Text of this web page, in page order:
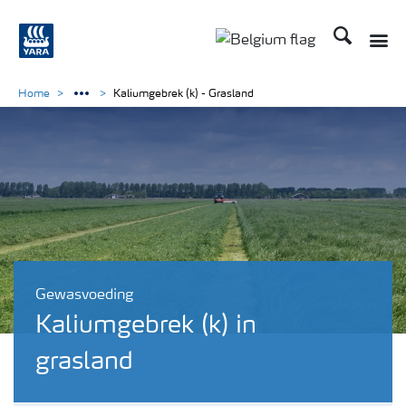
Zoek op
Gewasvoeding
Kaliumgebrek (k) in
grasland
Home Kaliumgebrek (k) - Grasland